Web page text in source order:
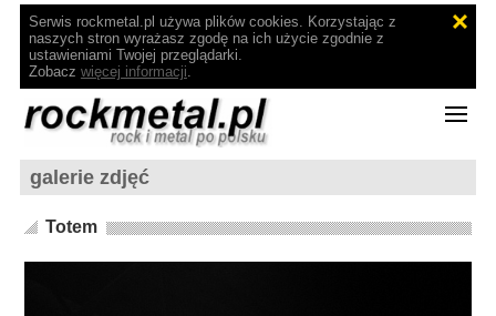
Serwis rockmetal.pl używa plików cookies. Korzystając z
naszych stron wyrażasz zgodę na ich użycie zgodnie z
ustawieniami Twojej przeglądarki.
Zobacz więcej informacji.
galerie zdjęć
Totem